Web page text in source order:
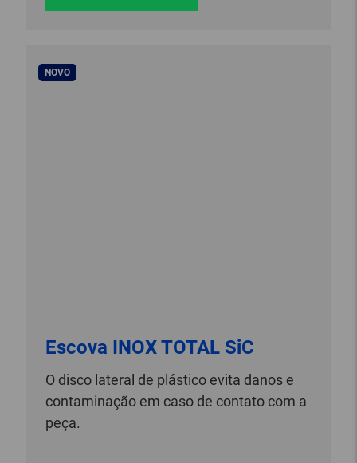
NOVO
Escova INOX TOTAL SiC
O disco lateral de plástico evita danos e
contaminação em caso de contato com a
peça.